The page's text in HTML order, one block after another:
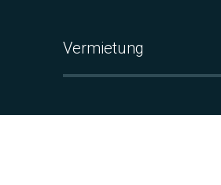
Vermietung